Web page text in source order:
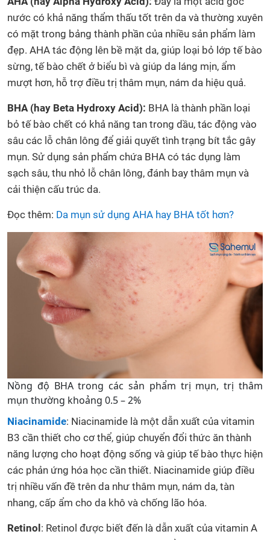
nước có khả năng thẩm thấu tốt trên da và thường xuyên
có mặt trong bảng thành phần của nhiều sản phẩm làm
đẹp. AHA tác động lên bề mặt da, giúp loại bỏ lớp tế bào
sừng, tế bào chết ở biểu bì và giúp da láng mịn, ẩm
mượt hơn, hỗ trợ điều trị thâm mụn, nám da hiệu quả.
BHA (hay Beta Hydroxy Acid): BHA là thành phần loại
bỏ tế bào chết có khả năng tan trong dầu, tác động vào
sâu các lỗ chân lông để giải quyết tình trạng bít tắc gây
mụn. Sử dụng sản phẩm chứa BHA có tác dụng làm
sạch sâu, thu nhỏ lỗ chân lông, đánh bay thâm mụn và
cải thiện cấu trúc da.
Đọc thêm: Da mụn sử dụng AHA hay BHA tốt hơn?
Nồng độ BHA trong các sản phẩm trị mụn, trị thâm
mụn thường khoảng 0.5 – 2%
Niacinamide: Niacinamide là một dẫn xuất của vitamin
B3 cần thiết cho cơ thể, giúp chuyển đổi thức ăn thành
năng lượng cho hoạt động sống và giúp tế bào thực hiện
các phản ứng hóa học cần thiết. Niacinamide giúp điều
trị nhiều vấn đề trên da như thâm mụn, nám da, tàn
nhang, cấp ẩm cho da khô và chống lão hóa.
Retinol : Retinol được biết đến là dẫn xuất của vitamin A